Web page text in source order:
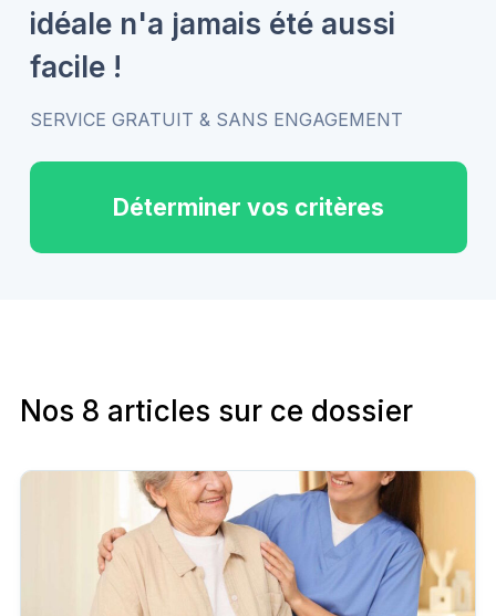
idéale n'a jamais été aussi
facile !
SERVICE GRATUIT & SANS ENGAGEMENT
Déterminer vos critères
Nos 8 articles sur ce dossier